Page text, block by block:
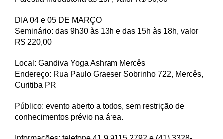
DIA 04 e 05 DE MARÇO
Seminário: das 9h30 às 13h e das 15h às 18h, valor
R$ 220,00
Local: Gandiva Yoga Ashram Mercês
Endereço: Rua Paulo Graeser Sobrinho 722, Mercês,
Curitiba PR
Público: evento aberto a todos, sem restrição de
conhecimentos prévio na área.